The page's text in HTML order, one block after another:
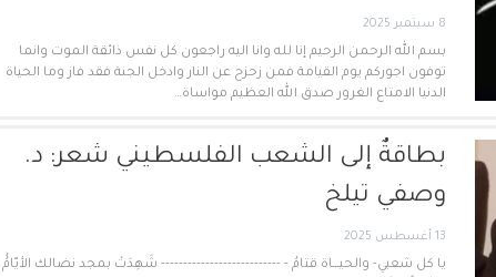
8 سبتمبر 2025
بسم الله الرحمن الرحيم إنا لله وانا اليه راجعون كل نفس ذائقة الموت وانما
توفون اجوركم يوم القيامة فمن زحزح عن النار وادخل الجنة فقد فاز وما الحياة
الدنيا الامتاع الغرور صدق الله العظيم مواساة…
بطاقةٌ إلى الشعب الفلسطيني شعر: د.
وصفي تيلخ
13 أغسطس 2025
يا كل شعبي- والحيـــاة قتامُ - --------------------------- شَهِدَتْ بمجد نضالك الأيّامُُ